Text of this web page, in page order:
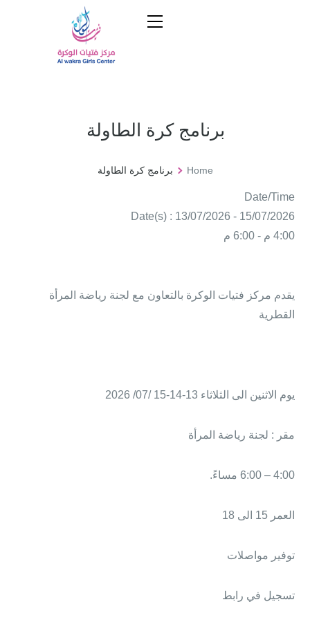
برنامج كرة الطاولة
Home برنامج كرة الطاولة
Date/Time
Date(s) : 13/07/2026 - 15/07/2026
4:00 م - 6:00 م
يقدم مركز فتيات الوكرة بالتعاون مع لجنة رياضة المرأة
القطرية
يوم الاثنين الى الثلاثاء 13-14-15 /07/ 2026
مقر : لجنة رياضة المرأة
4:00 – 6:00 مساءً.
العمر 15 الى 18
توفير مواصلات
تسجيل في رابط